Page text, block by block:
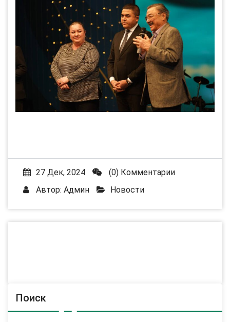
27 Дек, 2024
(0) Комментарии
Автор: Админ Новости
Поиск